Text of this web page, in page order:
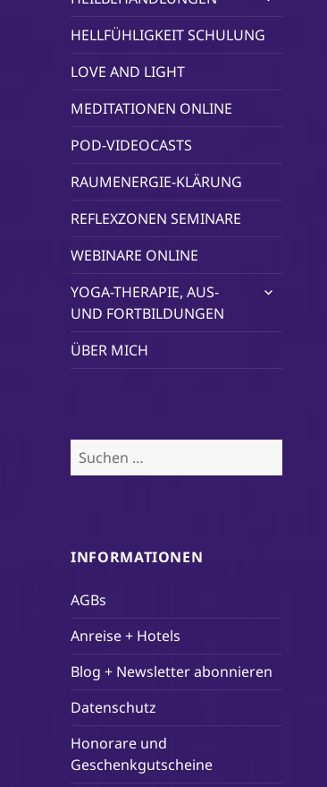
öffnen
HELLFÜHLIGKEIT SCHULUNG
LOVE AND LIGHT
MEDITATIONEN ONLINE
POD-VIDEOCASTS
RAUMENERGIE-KLÄRUNG
REFLEXZONEN SEMINARE
WEBINARE ONLINE
YOGA-THERAPIE, AUS-
UND FORTBILDUNGEN
untermenü
ÜBER MICH
Suchen
nach:
INFORMATIONEN
AGBs
Anreise + Hotels
Blog + Newsletter abonnieren
Datenschutz
Honorare und
Geschenkgutscheine